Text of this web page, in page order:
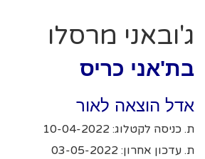
ג'ובאני מרסלו
בת'אני כריס
אדל הוצאה לאור
ת. כניסה לקטלוג: 10-04-2022
ת. עדכון אחרון: 03-05-2022